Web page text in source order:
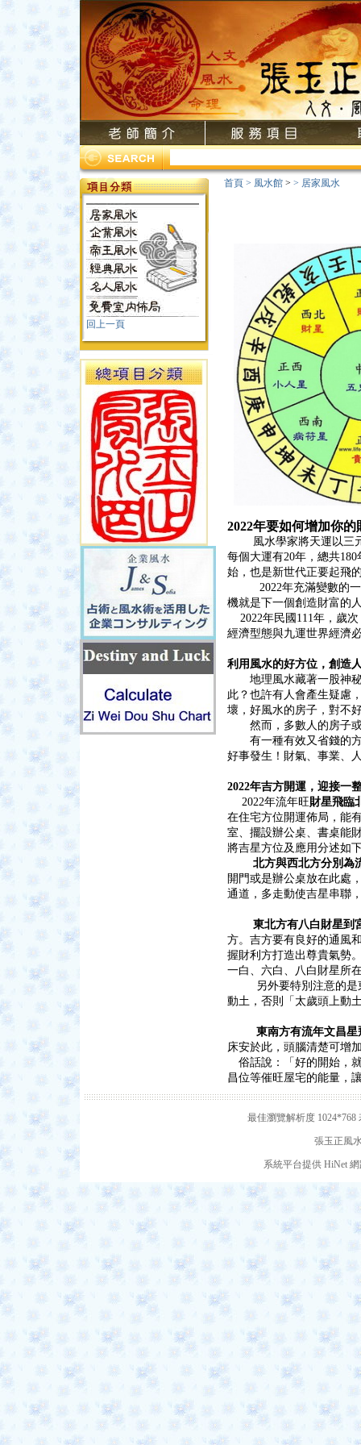
回上一頁
首頁 > 風水館 > > 居家風水
2022年要如何增加你的
風水學家將天運以三元
每個大運有20年，總共
始，也是新世代正要起飛
2022年充滿變數的一年
機就是下一個創造財富的
2022年民國111年，歲
經濟型態與九運世界經濟
利用風水的好方位，創造
地理風水藏著一股神秘
此？也許有人會產生疑慮
壞，好風水的房子，對不
然而，多數人的房子或
有一種有效又省錢的方
好事發生！財氣、事業、
2022年吉方開運，迎接一
2022年流年旺財星飛臨
在住宅方位開運佈局，能
室、擺設辦公桌、書桌能
將吉星方位及應用分述如
北方與西北方分別為
開門或是辦公桌放在此處
通道，多走動使吉星串聯
東北方有八白財星到
方。吉方要有良好的通風
握財利方打造出尊貴氣勢
一白、六白、八白財星所
另外要特別注意的是東
動土，否則「太歲頭上動
東南方有流年文昌星
床安於此，頭腦清楚可增
俗話說：「好的開始，
昌位等催旺屋宅的能量，
最佳瀏覽解析度
張玉正風
系統平台提供 HiNet